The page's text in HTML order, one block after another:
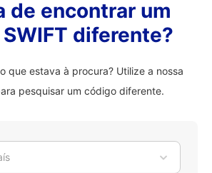
de encontrar um
diferente?
que estava à procura? Utilize a nossa
pesquisar um código diferente.